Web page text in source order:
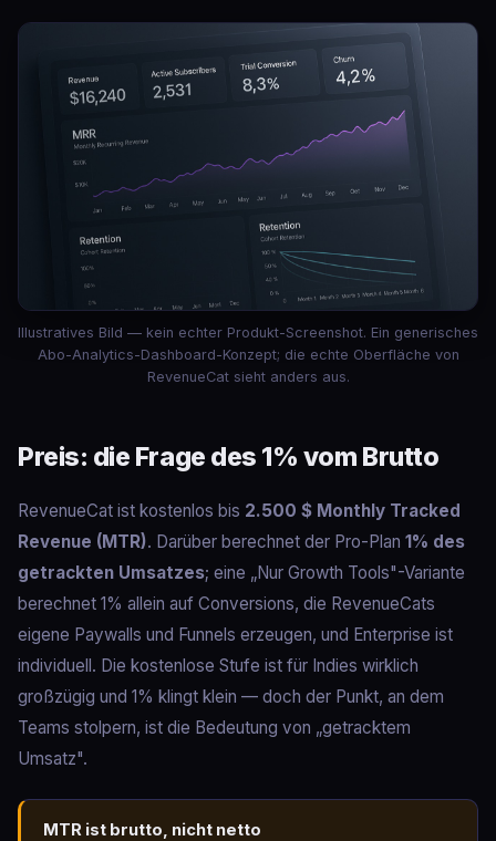
Illustratives Bild — kein echter Produkt-Screenshot. Ein generisches
Abo-Analytics-Dashboard-Konzept; die echte Oberfläche von
RevenueCat sieht anders aus.
Preis: die Frage des 1% vom Brutto
RevenueCat ist kostenlos bis 2.500 $ Monthly Tracked
Revenue (MTR). Darüber berechnet der Pro-Plan 1% des
getrackten Umsatzes; eine „Nur Growth Tools"-Variante
berechnet 1% allein auf Conversions, die RevenueCats
eigene Paywalls und Funnels erzeugen, und Enterprise ist
individuell. Die kostenlose Stufe ist für Indies wirklich
großzügig und 1% klingt klein — doch der Punkt, an dem
Teams stolpern, ist die Bedeutung von „getracktem
Umsatz".
MTR ist brutto, nicht netto